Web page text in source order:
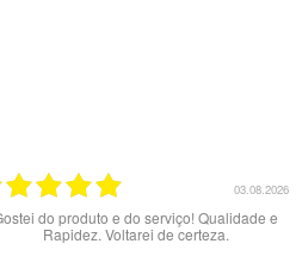
qualidade aos melhores
preços